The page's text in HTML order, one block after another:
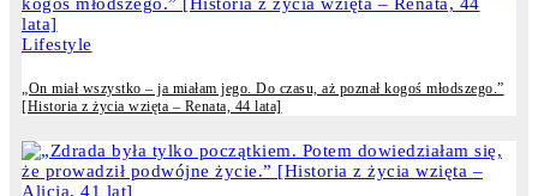
Lifestyle
„On miał wszystko – ja miałam jego. Do czasu, aż poznał kogoś młodszego.”
[Historia z życia wzięta – Renata, 44 lata]